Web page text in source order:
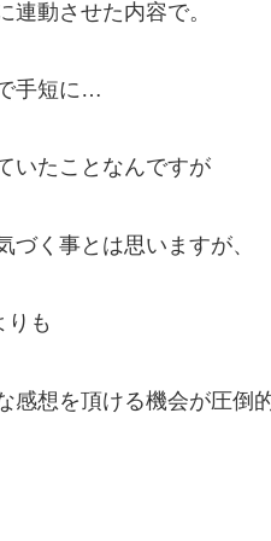
連動させた内容で。
手短に…
いたことなんですが
づく事とは思いますが、
りも
感想を頂ける機会が圧倒